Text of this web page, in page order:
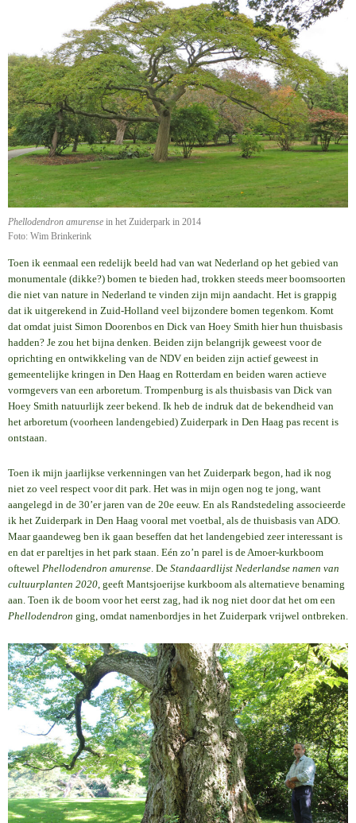
Phellodendron amurense in het Zuiderpark in 2014
Foto: Wim Brinkerink
Toen ik eenmaal een redelijk beeld had van wat Nederland op het gebied van
monumentale (dikke?) bomen te bieden had, trokken steeds meer boomsoorten
die niet van nature in Nederland te vinden zijn mijn aandacht. Het is grappig
dat ik uitgerekend in Zuid-Holland veel bijzondere bomen tegenkom. Komt
dat omdat juist Simon Doorenbos en Dick van Hoey Smith hier hun thuisbasis
hadden? Je zou het bijna denken. Beiden zijn belangrijk geweest voor de
oprichting en ontwikkeling van de NDV en beiden zijn actief geweest in
gemeentelijke kringen in Den Haag en Rotterdam en beiden waren actieve
vormgevers van een arboretum. Trompenburg is als thuisbasis van Dick van
Hoey Smith natuurlijk zeer bekend. Ik heb de indruk dat de bekendheid van
het arboretum (voorheen landengebied) Zuiderpark in Den Haag pas recent is
ontstaan.
Toen ik mijn jaarlijkse verkenningen van het Zuiderpark begon, had ik nog
niet zo veel respect voor dit park. Het was in mijn ogen nog te jong, want
aangelegd in de 30’er jaren van de 20e eeuw. En als Randstedeling associeerde
ik het Zuiderpark in Den Haag vooral met voetbal, als de thuisbasis van ADO.
Maar gaandeweg ben ik gaan beseffen dat het landengebied zeer interessant is
en dat er pareltjes in het park staan. Eén zo’n parel is de Amoer-kurkboom
oftewel Phellodendron amurense . De Standaardlijst Nederlandse namen van
cultuurplanten 2020 , geeft Mantsjoerijse kurkboom als alternatieve benaming
aan. Toen ik de boom voor het eerst zag, had ik nog niet door dat het om een
Phellodendron ging, omdat namenbordjes in het Zuiderpark vrijwel ontbreken.